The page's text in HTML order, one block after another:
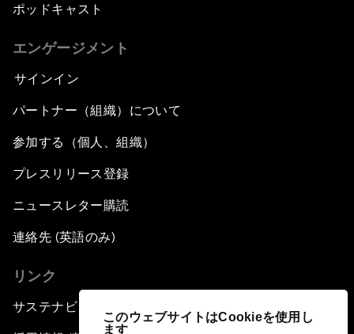
このウェブサイトはCookieを使用し
ます
ポッドキャスト
エンゲージメント
サインイン
パートナー（組織）について
参加する（個人、組織）
プレスリリース登録
ニュースレター購読
連絡先 (英語のみ)
リンク
サステナビリティへの取り組み